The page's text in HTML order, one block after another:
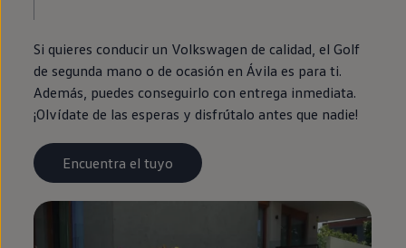
Si quieres conducir un Volkswagen de calidad, el Golf
de segunda mano o de ocasión en Ávila es para ti.
Además, puedes conseguirlo con entrega inmediata.
¡Olvídate de las esperas y disfrútalo antes que nadie!
Encuentra el tuyo